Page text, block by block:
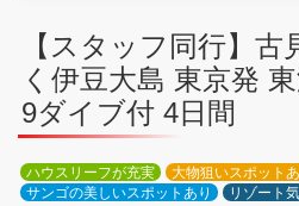
【スタッフ同行】
く伊豆大島 東京発
9ダイブ付 4日間
ハウスリーフが充実
大物狙いスポット
サンゴの美しいスポットあり
リゾート